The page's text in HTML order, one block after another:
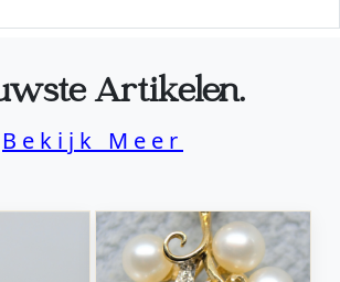
Artikelen.
Bekijk Meer